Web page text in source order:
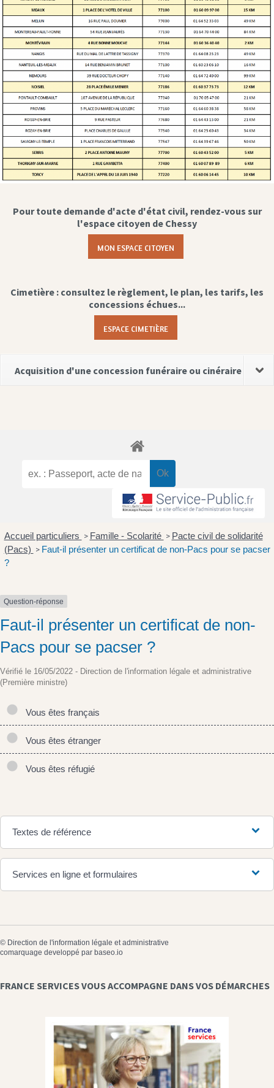
Pour toute demande d'acte d'état civil, rendez-vous sur
l'espace citoyen de Chessy
MON ESPACE CITOYEN
Cimetière : consultez le règlement, le plan, les tarifs, les
concessions échues...
ESPACE CIMETIÈRE
Acquisition d'une concession funéraire ou cinéraire
Accueil particuliers > Famille - Scolarité > Pacte civil de solidarité
(Pacs) > Faut-il présenter un certificat de non-Pacs pour se pacser
?
Question-réponse
Faut-il présenter un certificat de non-
Pacs pour se pacser ?
Vérifié le 16/05/2022 - Direction de l'information légale et administrative
(Première ministre)
Vous êtes français
Vous êtes étranger
Vous êtes réfugié
Textes de référence
Services en ligne et formulaires
© Direction de l'information légale et administrative
comarquage developpé par baseo.io
FRANCE SERVICES VOUS ACCOMPAGNE DANS VOS DÉMARCHES